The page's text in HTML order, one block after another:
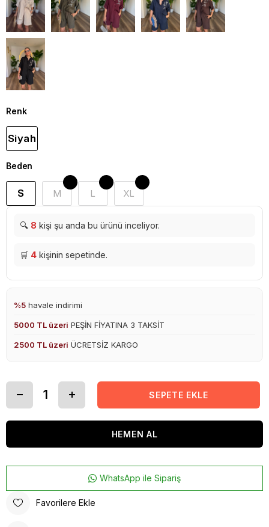
Renk
Siyah
Beden
S M L XL
🔍 8 kişi şu anda bu ürünü inceliyor.
🛒 4 kişinin sepetinde.
%5 havale indirimi
5000 TL üzeri PEŞİN FİYATINA 3 TAKSİT
2500 TL üzeri ÜCRETSİZ KARGO
WhatsApp ile Sipariş
Favorilere Ekle